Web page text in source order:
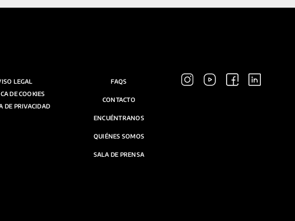
LEGAL
DE COOKIES
DE PRIVACIDAD
FAQS
CONTACTO
ENCUÉNTRANOS
QUIÉNES SOMOS
SALA DE PRENSA